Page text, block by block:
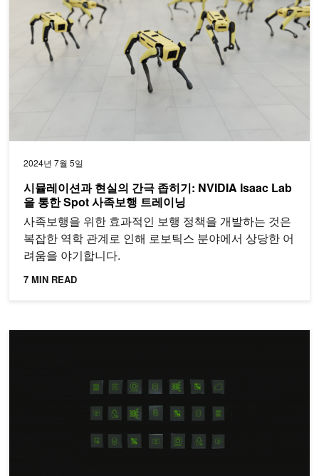
2024년 7월 5일
시뮬레이션과 현실의 간극 좁히기: NVIDIA Isaac Lab
을 통한 Spot 사족보행 트레이닝
사족보행을 위한 효과적인 보행 정책을 개발하는 것은
복잡한 역학 관계로 인해 로보틱스 분야에서 상당한 어
려움을 야기합니다.
7 MIN READ